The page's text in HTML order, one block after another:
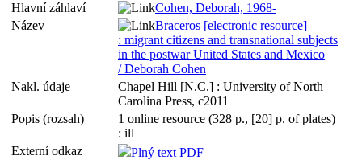
Hlavní záhlaví
Cohen, Deborah, 1968-
Název
Braceros [electronic resource]
: migrant citizens and transnational subjects
in the postwar United States and Mexico
/ Deborah Cohen
Nakl. údaje
Chapel Hill [N.C.] : University of North
Carolina Press, c2011
Popis (rozsah)
1 online resource (328 p., [20] p. of plates)
: ill
Externí odkaz
Plný text PDF